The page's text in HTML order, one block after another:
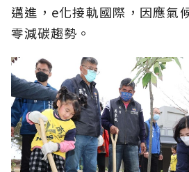
邁進，e化接軌國際，因應氣
零減碳趨勢。